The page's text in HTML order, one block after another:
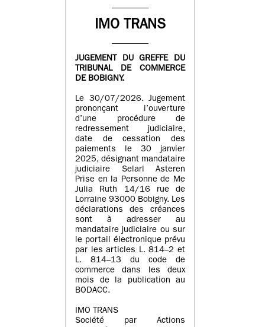
IMO TRANS
JUGEMENT DU GREFFE DU
TRIBUNAL DE COMMERCE
DE BOBIGNY.
Le 30/07/2026. Jugement
prononçant l’ouverture
d’une procédure de
redressement judiciaire,
date de cessation des
paiements le 30 janvier
2025, désignant mandataire
judiciaire Selarl Asteren
Prise en la Personne de Me
Julia Ruth 14/16 rue de
Lorraine 93000 Bobigny. Les
déclarations des créances
sont à adresser au
mandataire judiciaire ou sur
le portail électronique prévu
par les articles L. 814–2 et
L. 814–13 du code de
commerce dans les deux
mois de la publication au
BODACC.
IMO TRANS
Société par Actions